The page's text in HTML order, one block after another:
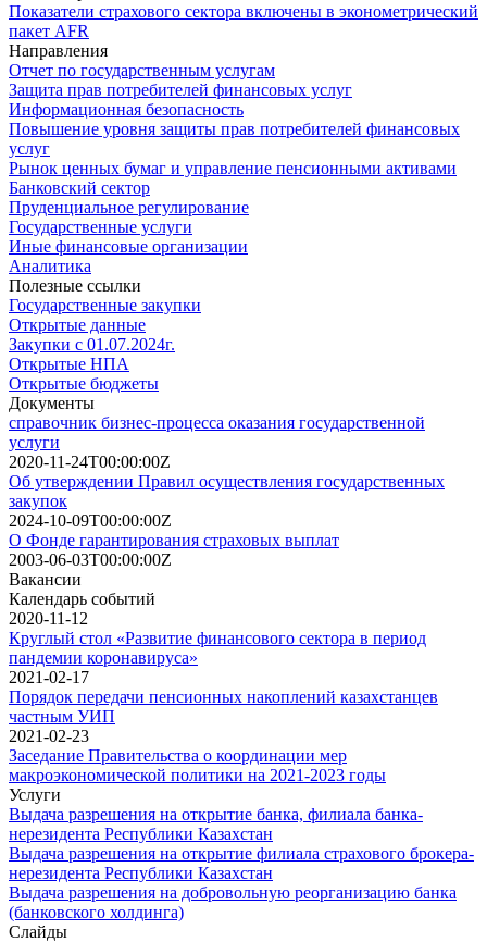
Показатели страхового сектора включены в эконометрический
пакет AFR
Направления
Отчет по государственным услугам
Защита прав потребителей финансовых услуг
Информационная безопасность
Повышение уровня защиты прав потребителей финансовых
услуг
Рынок ценных бумаг и управление пенсионными активами
Банковский сектор
Пруденциальное регулирование
Государственные услуги
Иные финансовые организации
Аналитика
Полезные ссылки
Государственные закупки
Открытые данные
Закупки с 01.07.2024г.
Открытые НПА
Открытые бюджеты
Документы
справочник бизнес-процесса оказания государственной
услуги
2020-11-24T00:00:00Z
Об утверждении Правил осуществления государственных
закупок
2024-10-09T00:00:00Z
О Фонде гарантирования страховых выплат
2003-06-03T00:00:00Z
Вакансии
Календарь событий
2020-11-12
Круглый стол «Развитие финансового сектора в период
пандемии коронавируса»
2021-02-17
Порядок передачи пенсионных накоплений казахстанцев
частным УИП
2021-02-23
Заседание Правительства о координации мер
макроэкономической политики на 2021-2023 годы
Услуги
Выдача разрешения на открытие банка, филиала банка-
нерезидента Республики Казахстан
Выдача разрешения на открытие филиала страхового брокера-
нерезидента Республики Казахстан
Выдача разрешения на добровольную реорганизацию банка
(банковского холдинга)
Слайды